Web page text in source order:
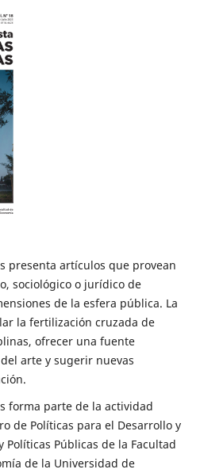
presenta artículos que provean
sociológico o jurídico de
de la esfera pública. La
la fertilización cruzada de
ofrecer una fuente
arte y sugerir nuevas
forma parte de la actividad
de Políticas para el Desarrollo y
Públicas de la Facultad
de la Universidad de